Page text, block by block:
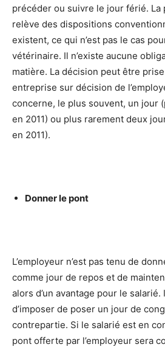
précéder ou suivre le jour férié. La
relève des dispositions
existent, ce qui n’est pas le cas
vétérinaire. Il n’existe aucune
matière. La décision peut être
entreprise sur décision de
concerne, le plus souvent, un jour
en 2011) ou plus rarement deux
en 2011).
Donner le pont
L’employeur n’est pas tenu de
comme jour de repos et de
alors d’un avantage pour le
d’imposer de poser un jour de
contrepartie. Si le salarié est en
pont offerte par l’employeur sera